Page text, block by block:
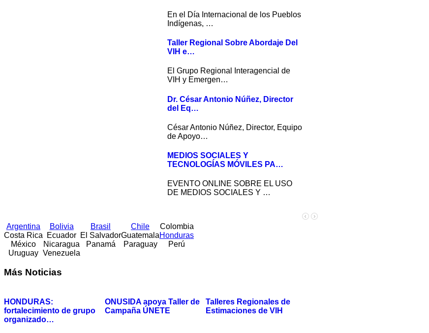
En el Día Internacional de los Pueblos
Indígenas, …
Taller Regional Sobre Abordaje Del
VIH e…
El Grupo Regional Interagencial de
VIH y Emergen…
Dr. César Antonio Núñez, Director
del Eq…
César Antonio Núñez, Director, Equipo
de Apoyo…
MEDIOS SOCIALES Y
TECNOLOGÍAS MÓVILES PA…
EVENTO ONLINE SOBRE EL USO
DE MEDIOS SOCIALES Y …
Argentina Bolivia Brasil Chile
Colombia
Costa Rica
Ecuador El SalvadorGuatemalaHonduras
México
Nicaragua Panamá Paraguay
Perú
Uruguay Venezuela
Más Noticias
HONDURAS:
fortalecimiento de grupo
organizado…
ONUSIDA apoya Taller de
Campaña ÚNETE
Talleres Regionales de
Estimaciones de VIH